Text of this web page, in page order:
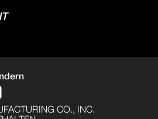
CO., INC.